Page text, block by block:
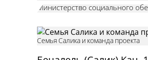
Министерство социального
Семья Салика и команда проекта